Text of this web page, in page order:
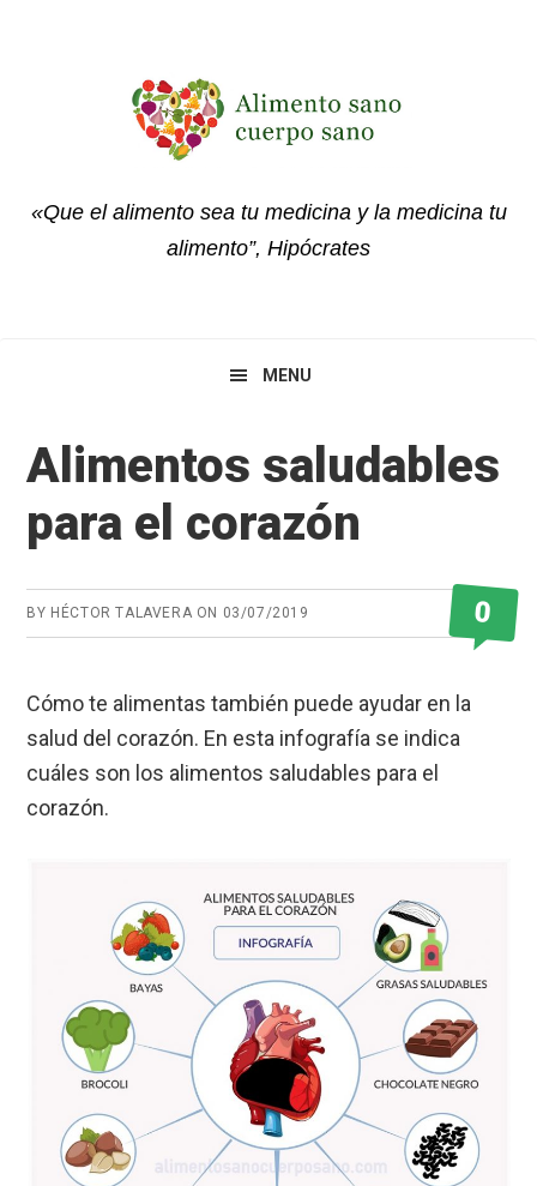
«Que el alimento sea tu medicina y la medicina tu
alimento”, Hipócrates
MENU
Alimentos saludables
para el corazón
BY HÉCTOR TALAVERA ON 03/07/2019 0
Cómo te alimentas también puede ayudar en la
salud del corazón. En esta infografía se indica
cuáles son los alimentos saludables para el
corazón.